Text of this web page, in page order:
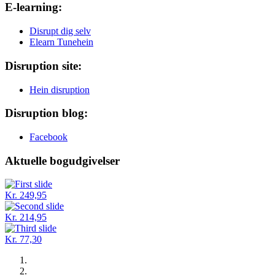
E-learning:
Disrupt dig selv
Elearn Tunehein
Disruption site:
Hein disruption
Disruption blog:
Facebook
Aktuelle bogudgivelser
Kr. 249,95
Kr. 214,95
Kr. 77,30